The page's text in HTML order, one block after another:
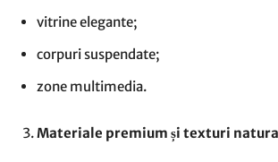
vitrine elegante;
corpuri suspendate;
zone multimedia.
Materiale premium și texturi